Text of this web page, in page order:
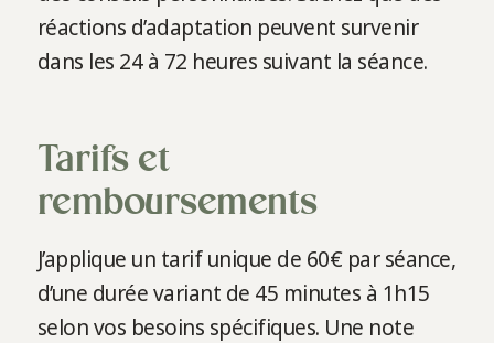
réactions d’adaptation peuvent survenir
dans les 24 à 72 heures suivant la séance.
Tarifs et
remboursements
J’applique un tarif unique de 60€ par séance,
d’une durée variant de 45 minutes à 1h15
selon vos besoins spécifiques. Une note